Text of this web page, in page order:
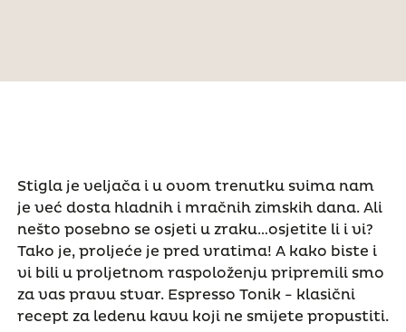
Stigla je veljača i u ovom trenutku svima nam
je već dosta hladnih i mračnih zimskih dana. Ali
nešto posebno se osjeti u zraku…osjetite li i vi?
Tako je, proljeće je pred vratima! A kako biste i
vi bili u proljetnom raspoloženju pripremili smo
za vas pravu stvar. Espresso Tonik - klasični
recept za ledenu kavu koji ne smijete propustiti.